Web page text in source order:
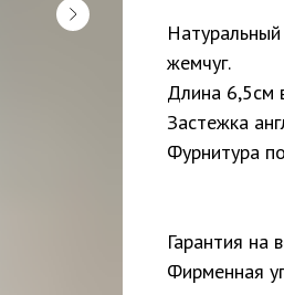
жемчуг.
Длина 6,5см
Застежка
Фурнитура
Гарантия на
Фирменная